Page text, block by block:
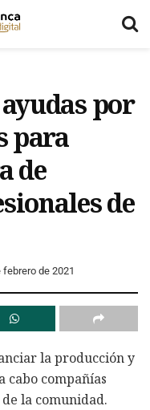
por
para
de
de
febrero de 2021
la producción y
cabo compañías
la comunidad.